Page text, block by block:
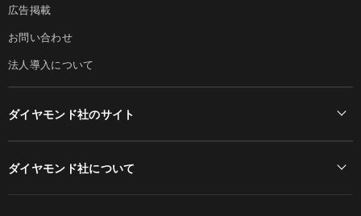
広告掲載
お問い合わせ
法人導入について
ダイヤモンド社のサイト
ダイヤモンド社について